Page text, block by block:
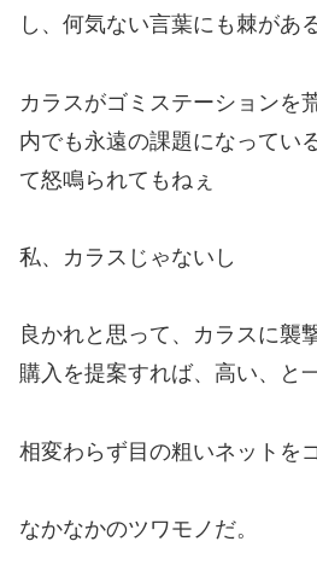
し、何気ない言葉にも棘がある
カラスがゴミステーションを
内でも永遠の課題になってい
て怒鳴られてもねぇ
私、カラスじゃないし
良かれと思って、カラスに襲
購入を提案すれば、高い、と
相変わらず目の粗いネットを
なかなかのツワモノだ。